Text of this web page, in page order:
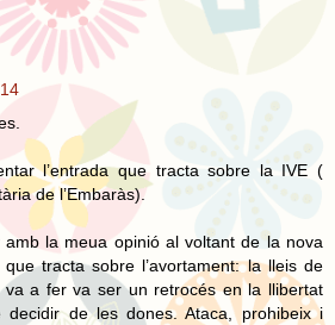
l’entrada que tracta sobre la IVE (
de l’Embaràs).
amb la meua opinió al voltant de la nova
tracta sobre l’avortament: la lleis de
va a fer va ser un retrocés en la llibertat
de les dones. Ataca, prohibeix i